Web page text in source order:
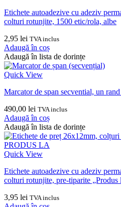
Etichete autoadezive cu adeziv
colturi rotunjite, 1500 etic/rola, albe
2,95 lei TVA inclus
Adaugă în coș
Adaugă în lista de dorințe
Quick View
Marcator de span secvential, un
490,00 lei TVA inclus
Adaugă în coș
Adaugă în lista de dorințe
Quick View
Etichete autoadezive cu adeziv
colturi rotunjite, pre-tiparite „Produs
3,95 lei TVA inclus